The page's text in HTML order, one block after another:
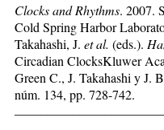
Clocks and Rhythms. 2007.
Cold Spring Harbor
Takahashi, J. et al. (eds.).
Circadian ClocksKluwer
Green C., J. Takahashi y J.
núm. 134, pp. 728-742.